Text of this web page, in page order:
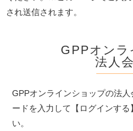
され送信されます。
GPPオンラ
法人
GPPオンラインショップの法
ードを入力して【ログインす
い。